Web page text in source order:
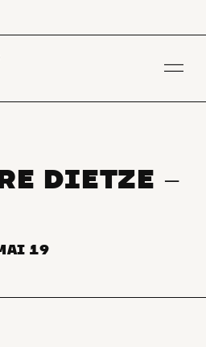
DIETZE –
19